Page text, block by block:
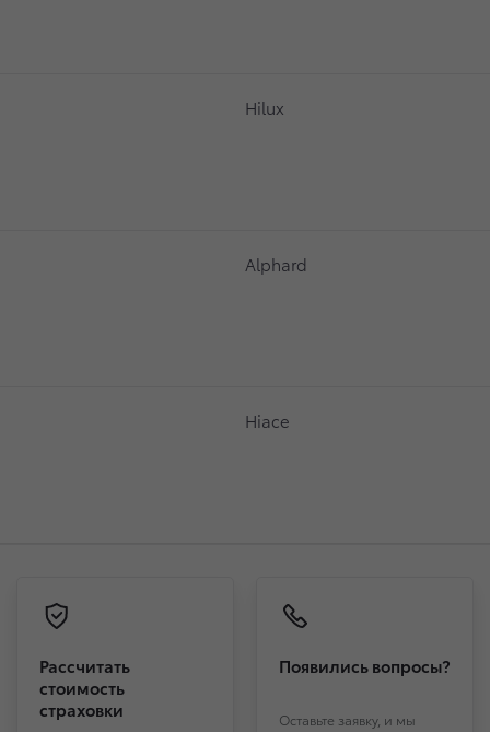
Hilux
Alphard
Hiace
Рассчитать
стоимость
страховки
Появились вопросы?
Оставьте заявку, и мы